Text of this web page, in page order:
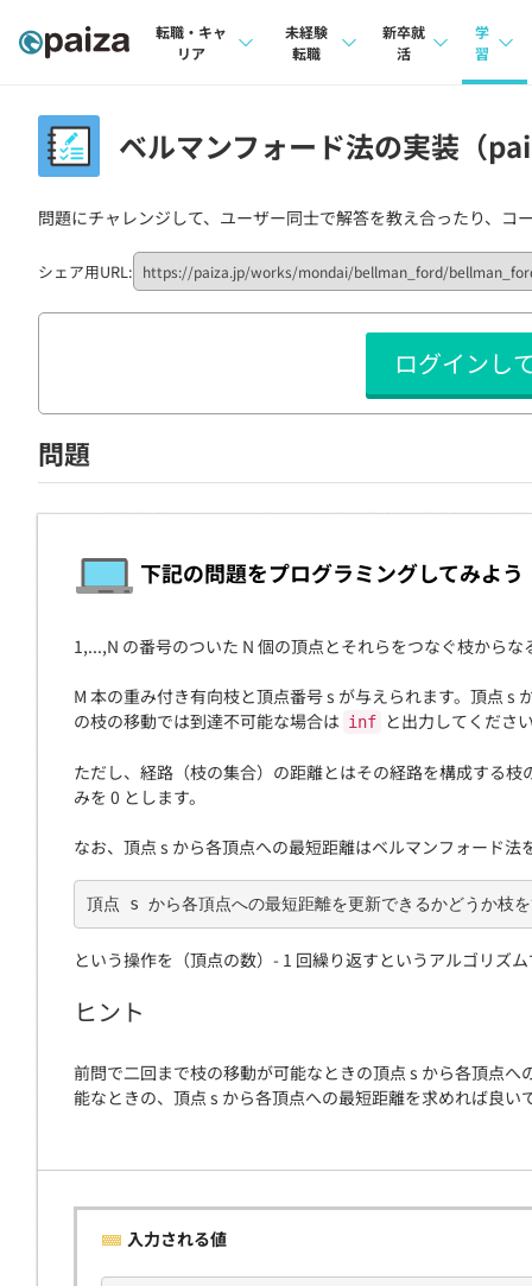
転職・キャ
リア
転職成功ガイド
転職エージェント
未経験
転職
転職成功ガイド
新卒就
活
本選考
新卒エージェント
イベント・セミナー
インタビュー
就活成功ガイド
学
習
問題集
4択
ナレ
リフ
プラン
個人
学校
契約
ベルマンフォード法の実装（
問題にチャレンジして、ユーザー同士で解答を教え合ったり、コ
シェア用URL:
ログインし
問題
下記の問題をプログラミングしてみよう
1,...,N の番号のついた N 個の頂点とそれらをつなぐ枝から
M 本の重み付き有向枝と頂点番号 s が与えられます。頂点 s
の枝の移動では到達不可能な場合は inf と出力してくださ
ただし、経路（枝の集合）の距離とはその経路を構成する
みを 0 とします。
なお、頂点 s から各頂点への最短距離はベルマンフォード
頂点 s から各頂点への最短距離を更新できるかどうか枝
という操作を（頂点の数）- 1 回繰り返すというアルゴリズ
ヒント
前問で二回まで枝の移動が可能なときの頂点 s から各頂点
能なときの、頂点 s から各頂点への最短距離を求めれば良い
入力される値